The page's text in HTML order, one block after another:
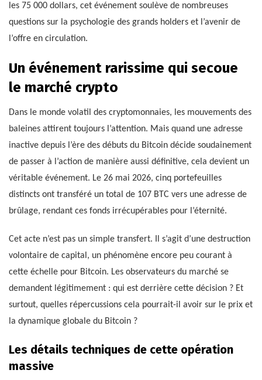
les 75 000 dollars, cet événement soulève de nombreuses
questions sur la psychologie des grands holders et l’avenir de
l’offre en circulation.
Un événement rarissime qui secoue
le marché crypto
Dans le monde volatil des cryptomonnaies, les mouvements des
baleines attirent toujours l’attention. Mais quand une adresse
inactive depuis l’ère des débuts du Bitcoin décide soudainement
de passer à l’action de manière aussi définitive, cela devient un
véritable événement. Le 26 mai 2026, cinq portefeuilles
distincts ont transféré un total de 107 BTC vers une adresse de
brûlage, rendant ces fonds irrécupérables pour l’éternité.
Cet acte n’est pas un simple transfert. Il s’agit d’une destruction
volontaire de capital, un phénomène encore peu courant à
cette échelle pour Bitcoin. Les observateurs du marché se
demandent légitimement : qui est derrière cette décision ? Et
surtout, quelles répercussions cela pourrait-il avoir sur le prix et
la dynamique globale du Bitcoin ?
Les détails techniques de cette opération
massive